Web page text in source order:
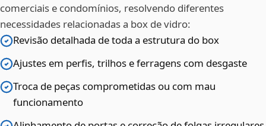
comerciais e condomínios, resolvendo diferentes
necessidades relacionadas a box de vidro:
Revisão detalhada de toda a estrutura do box
Ajustes em perfis, trilhos e ferragens com desgaste
Troca de peças comprometidas ou com mau
funcionamento